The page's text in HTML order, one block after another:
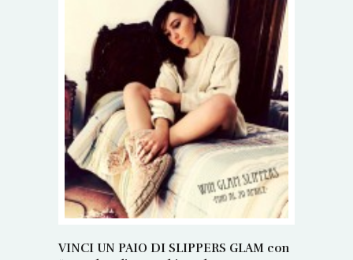
VINCI UN PAIO DI SLIPPERS GLAM con